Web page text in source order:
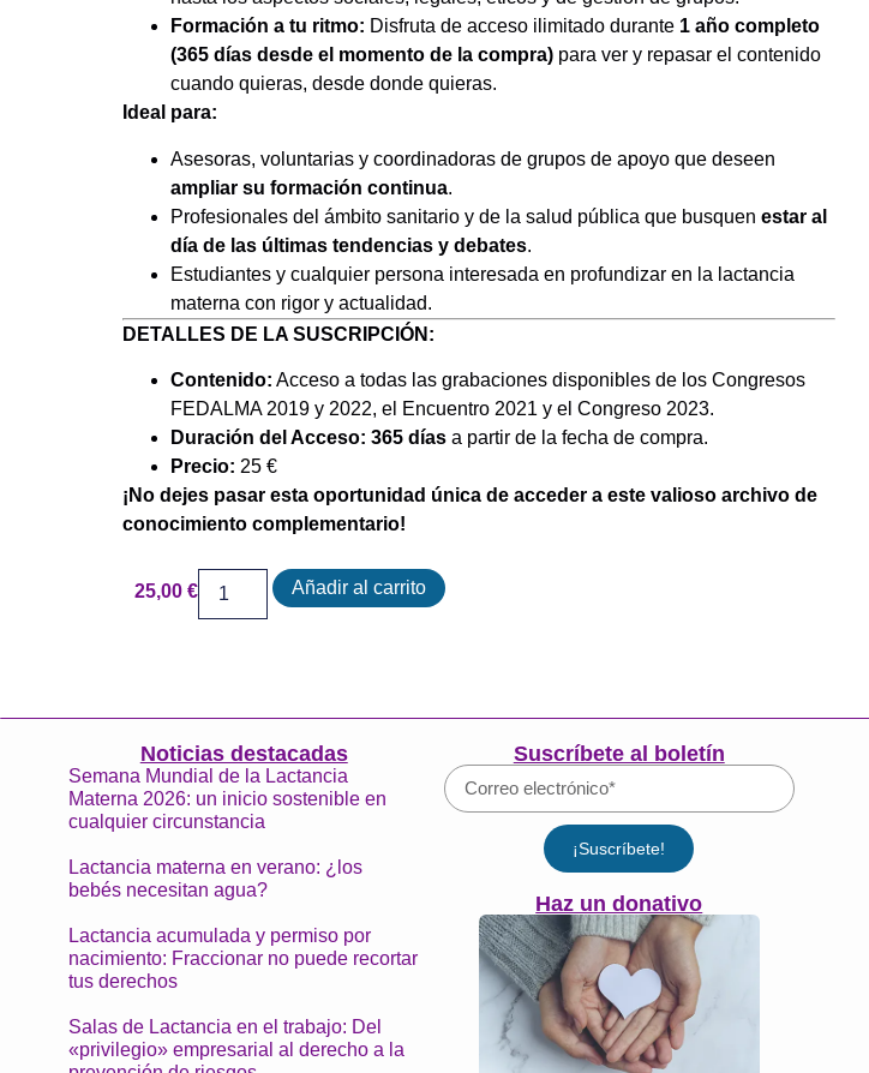
Formación a tu ritmo: Disfruta de acceso ilimitado durante 1 año completo
(365 días desde el momento de la compra) para ver y repasar el contenido
cuando quieras, desde donde quieras.
Ideal para:
Asesoras, voluntarias y coordinadoras de grupos de apoyo que deseen
ampliar su formación continua.
Profesionales del ámbito sanitario y de la salud pública que busquen estar al
día de las últimas tendencias y debates.
Estudiantes y cualquier persona interesada en profundizar en la lactancia
materna con rigor y actualidad.
DETALLES DE LA SUSCRIPCIÓN:
Contenido: Acceso a todas las grabaciones disponibles de los Congresos
FEDALMA 2019 y 2022, el Encuentro 2021 y el Congreso 2023.
Duración del Acceso: 365 días a partir de la fecha de compra.
Precio: 25 €
¡No dejes pasar esta oportunidad única de acceder a este valioso archivo de
conocimiento complementario!
25,00 € Añadir al carrito
Noticias destacadas
Semana Mundial de la Lactancia
Materna 2026: un inicio sostenible en
cualquier circunstancia
Lactancia materna en verano: ¿los
bebés necesitan agua?
Lactancia acumulada y permiso por
nacimiento: Fraccionar no puede recortar
tus derechos
Salas de Lactancia en el trabajo: Del
«privilegio» empresarial al derecho a la
Suscríbete al boletín
¡Suscríbete!
Haz un donativo